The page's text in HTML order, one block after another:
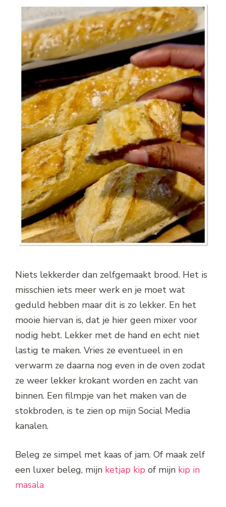
Niets lekkerder dan zelfgemaakt brood. Het is
misschien iets meer werk en je moet wat
geduld hebben maar dit is zo lekker. En het
mooie hiervan is, dat je hier geen mixer voor
nodig hebt. Lekker met de hand en echt niet
lastig te maken. Vries ze eventueel in en
verwarm ze daarna nog even in de oven zodat
ze weer lekker krokant worden en zacht van
binnen. Een filmpje van het maken van de
stokbroden, is te zien op mijn Social Media
kanalen.
Beleg ze simpel met kaas of jam. Of maak zelf
een luxer beleg, mijn ketjap kip of mijn kip in
masala